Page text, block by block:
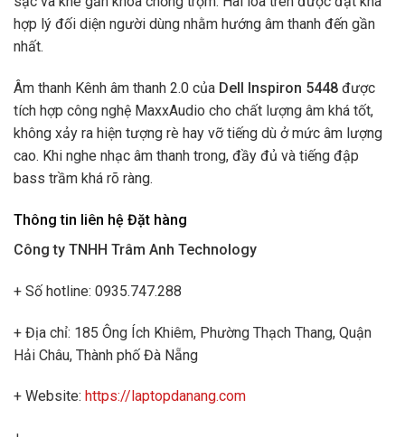
hợp lý đối diện người dùng nhằm hướng âm thanh đến gần
nhất.
Âm thanh Kênh âm thanh 2.0 của Dell Inspiron 5448 được
tích hợp công nghệ MaxxAudio cho chất lượng âm khá tốt,
không xảy ra hiện tượng rè hay vỡ tiếng dù ở mức âm lượng
cao. Khi nghe nhạc âm thanh trong, đầy đủ và tiếng đập
bass trầm khá rõ ràng.
Thông tin liên hệ Đặt hàng
Công ty TNHH Trâm Anh Technology
+ Số hotline: 0935.747.288
+ Địa chỉ: 185 Ông Ích Khiêm, Phường Thạch Thang, Quận
Hải Châu, Thành phố Đà Nẵng
+ Website: https://laptopdanang.com